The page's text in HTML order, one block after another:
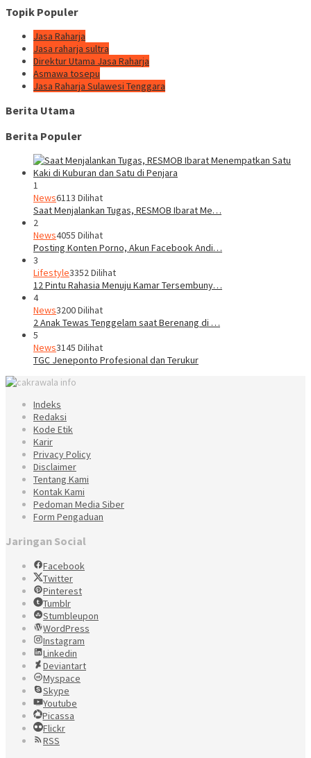
Topik Populer
Jasa Raharja
Jasa raharja sultra
Direktur Utama Jasa Raharja
Asmawa tosepu
Jasa Raharja Sulawesi Tenggara
Berita Utama
Berita Populer
1
News6113 Dilihat
Saat Menjalankan Tugas, RESMOB Ibarat Me…
2
News4055 Dilihat
Posting Konten Porno, Akun Facebook Andi…
3
Lifestyle3352 Dilihat
12 Pintu Rahasia Menuju Kamar Tersembuny…
4
News3200 Dilihat
2 Anak Tewas Tenggelam saat Berenang di …
5
News3145 Dilihat
TGC Jeneponto Profesional dan Terukur
Indeks
Redaksi
Kode Etik
Karir
Privacy Policy
Disclaimer
Tentang Kami
Kontak Kami
Pedoman Media Siber
Form Pengaduan
Jaringan Social
Facebook
Twitter
Pinterest
Tumblr
Stumbleupon
WordPress
Instagram
Linkedin
Deviantart
Myspace
Skype
Youtube
Picassa
Flickr
RSS